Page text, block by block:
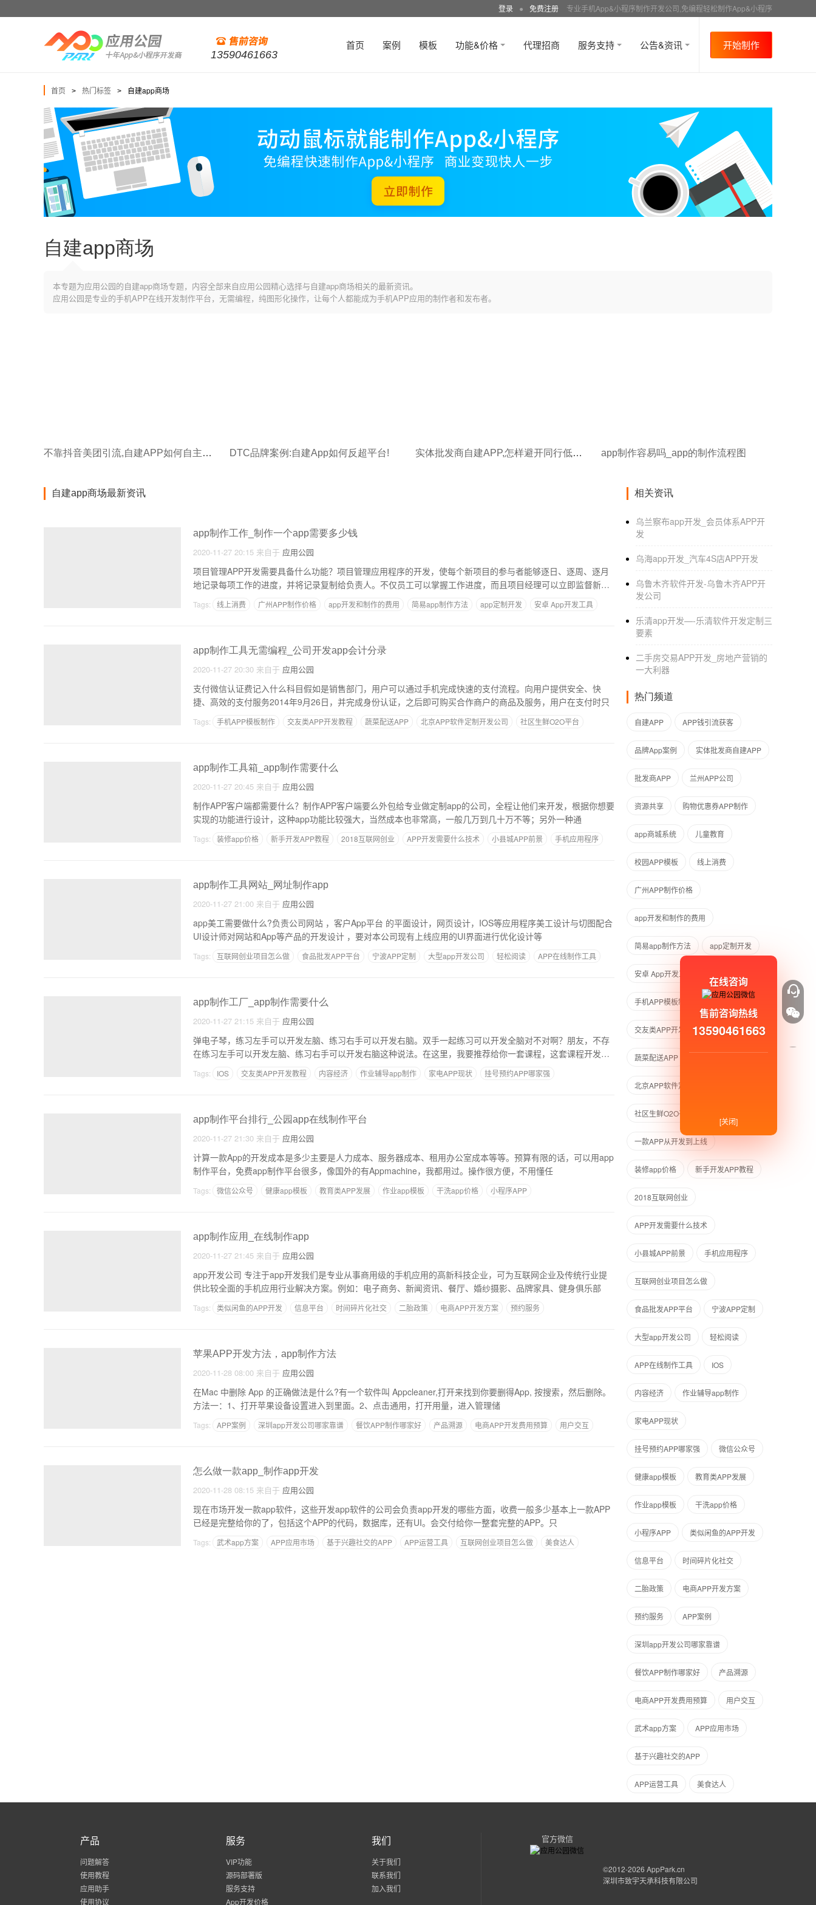
登录 ● 免费注册 专业手机App&小程序制作开发公司,免编程轻松制作App&小程序
13590461663
首页 案例 模板 功能&价格 代理招商 服务支持 公告&资讯 开始制作
首页 > 热门标签 > 自建app商场
自建app商场
本专题为应用公园的自建app商场专题，内容全部来自应用公园精心选择与自建app商场相关的最新资讯。
应用公园是专业的手机APP在线开发制作平台，无需编程，纯图形化操作，让每个人都能成为手机APP应用的制作者和发布者。
不靠抖音美团引流,自建APP如何自主获客? DTC品牌案例:自建App如何反超平台! 实体批发商自建APP,怎样避开同行低价内卷? app制作容易吗_app的制作流程图
自建app商场最新资讯
app制作工作_制作一个app需要多少钱
2020-11-27 20:15 来自于 应用公园
项目管理APP开发需要具备什么功能？项目管理应用程序的开发，使每个新项目的参与者能够逐日、逐周、逐月
地记录每项工作的进度，并将记录复制给负责人。不仅员工可以掌握工作进度，而且项目经理可以立即监督新项
Tags: 线上消费 广州APP制作价格 app开发和制作的费用 简易app制作方法 app定制开发 安卓 App开发工具
app制作工具无需编程_公司开发app会计分录
2020-11-27 20:30 来自于 应用公园
支付微信认证费记入什么科目假如是销售部门，用户可以通过手机完成快速的支付流程。向用户提供安全、快
捷、高效的支付服务2014年9月26日，并完成身份认证，之后即可购买合作商户的商品及服务，用户在支付时只
Tags: 手机APP模板制作 交友类APP开发教程 蔬菜配送APP 北京APP软件定制开发公司
社区生鲜O2O平台
app制作工具箱_app制作需要什么
2020-11-27 20:45 来自于 应用公园
制作APP客户端都需要什么？制作APP客户端要么外包给专业做定制app的公司，全程让他们来开发，根据你想要
实现的功能进行设计，这种app功能比较强大，当然成本也非常高，一般几万到几十万不等；另外一种通
Tags: 装修app价格 新手开发APP教程 2018互联网创业 APP开发需要什么技术 小县城APP前景 手机应用程序
app制作工具网站_网址制作app
2020-11-27 21:00 来自于 应用公园
app美工需要做什么?负责公司网站 ，客户App平台 的平面设计，网页设计，IOS等应用程序美工设计与切图配合
UI设计师对网站和App等产品的开发设计 ，要对本公司现有上线应用的UI界面进行优化设计等
Tags: 互联网创业项目怎么做 食品批发APP平台 宁波APP定制 大型app开发公司 轻松阅读 APP在线制作工具
app制作工厂_app制作需要什么
2020-11-27 21:15 来自于 应用公园
弹电子琴，练习左手可以开发左脑、练习右手可以开发右脑。双手一起练习可以开发全脑对不对啊？朋友，不存
在练习左手可以开发左脑、练习右手可以开发右脑这种说法。在这里，我要推荐给你一套课程，这套课程开发了
Tags: IOS 交友类APP开发教程 内容经济 作业辅导app制作 家电APP现状 挂号预约APP哪家强
app制作平台排行_公园app在线制作平台
2020-11-27 21:30 来自于 应用公园
计算一款App的开发成本是多少主要是人力成本、服务器成本、租用办公室成本等等。预算有限的话，可以用app
制作平台，免费app制作平台很多，像国外的有Appmachine，我都用过。操作很方便，不用懂任
Tags: 微信公众号 健康app模板 教育类APP发展 作业app模板 干洗app价格 小程序APP
app制作应用_在线制作app
2020-11-27 21:45 来自于 应用公园
app开发公司 专注于app开发我们是专业从事商用级的手机应用的高新科技企业，可为互联网企业及传统行业提
供比较全面的手机应用行业解决方案。例如：电子商务、新闻资讯、餐厅、婚纱摄影、品牌家具、健身俱乐部
Tags: 类似闲鱼的APP开发 信息平台 时间碎片化社交 二胎政策 电商APP开发方案 预约服务
苹果APP开发方法，app制作方法
2020-11-28 08:00 来自于 应用公园
在Mac 中删除 App 的正确做法是什么?有一个软件叫 Appcleaner,打开来找到你要删得App, 按搜索，然后删除。
方法一：1、打开苹果设备设置进入到里面。2、点击通用，打开用量，进入管理储
Tags: APP案例 深圳app开发公司哪家靠谱 餐饮APP制作哪家好 产品溯源 电商APP开发费用预算 用户交互
怎么做一款app_制作app开发
2020-11-28 08:15 来自于 应用公园
现在市场开发一款app软件，这些开发app软件的公司会负责app开发的哪些方面，收费一般多少基本上一款APP
已经是完整给你的了，包括这个APP的代码，数据库，还有UI。会交付给你一整套完整的APP。只
Tags: 武术app方案 APP应用市场 基于兴趣社交的APP APP运营工具 互联网创业项目怎么做 美食达人
相关资讯
乌兰察布app开发_会员体系APP开
发
乌海app开发_汽车4S店APP开发
乌鲁木齐软件开发-乌鲁木齐APP开
发公司
乐清app开发—-乐清软件开发定制三
要素
二手房交易APP开发_房地产营销的
一大利器
热门频道
自建APP APP钱引流获客
品牌App案例 实体批发商自建APP
批发商APP 兰州APP公司
资源共享 购物优惠券APP制作
app商城系统 儿童教育
校园APP模板 线上消费
广州APP制作价格
app开发和制作的费用
简易app制作方法 app定制开发
安卓 App开发工具
手机APP模板制作
交友类APP开发教程
蔬菜配送APP
北京APP软件定制开发公司
社区生鲜O2O平台
一款APP从开发到上线
装修app价格 新手开发APP教程
2018互联网创业
APP开发需要什么技术
小县城APP前景 手机应用程序
互联网创业项目怎么做
食品批发APP平台 宁波APP定制
大型app开发公司 轻松阅读
APP在线制作工具 IOS
内容经济 作业辅导app制作
家电APP现状
挂号预约APP哪家强 微信公众号
健康app模板 教育类APP发展
作业app模板 干洗app价格
小程序APP 类似闲鱼的APP开发
信息平台 时间碎片化社交
二胎政策 电商APP开发方案
预约服务 APP案例
深圳app开发公司哪家靠谱
餐饮APP制作哪家好 产品溯源
电商APP开发费用预算 用户交互
武术app方案 APP应用市场
基于兴趣社交的APP
APP运营工具 美食达人
产品
问题解答
使用教程
应用助手
使用协议
服务
VIP功能
源码部署版
服务支持
App开发价格
我们
关于我们
联系我们
加入我们
官方微信
©2012-2026 AppPark.cn
深圳市致宇天承科技有限公司
在线咨询
售前咨询热线
13590461663
[关闭]